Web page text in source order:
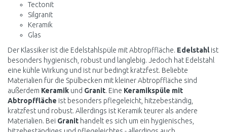
Tectonit
Silgranit
Keramik
Glas
Der Klassiker ist die Edelstahlspüle mit Abtropffläche. Edelstahlist
besonders hygienisch, robust und langlebig. Jedoch hat Edelstahl
eine kühle Wirkung und ist nur bedingt kratzfest. Beliebte
Materialien für die Spülbecken mit kleiner Abtropffläche sind
außerdem Keramik und Granit. Eine Keramikspüle mit
Abtropffläche ist besonders pflegeleicht, hitzebeständig,
kratzfest und robust. Allerdings ist Keramik teurer als andere
Materialien. Bei Granit handelt es sich um ein hygienisches,